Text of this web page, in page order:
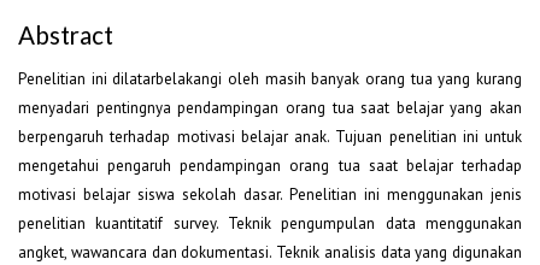
Abstract
Penelitian ini dilatarbelakangi oleh masih banyak orang tua yang kurang
menyadari pentingnya pendampingan orang tua saat belajar yang akan
berpengaruh terhadap motivasi belajar anak. Tujuan penelitian ini untuk
mengetahui pengaruh pendampingan orang tua saat belajar terhadap
motivasi belajar siswa sekolah dasar. Penelitian ini menggunakan jenis
penelitian kuantitatif survey. Teknik pengumpulan data menggunakan
angket, wawancara dan dokumentasi. Teknik analisis data yang digunakan